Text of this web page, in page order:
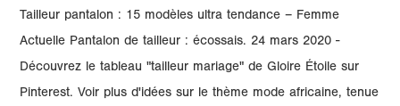
Tailleur pantalon : 15 modèles ultra tendance – Femme
Actuelle Pantalon de tailleur : écossais. 24 mars 2020 -
Découvrez le tableau "tailleur mariage" de Gloire Étoile sur
Pinterest. Voir plus d'idées sur le thème mode africaine, tenue